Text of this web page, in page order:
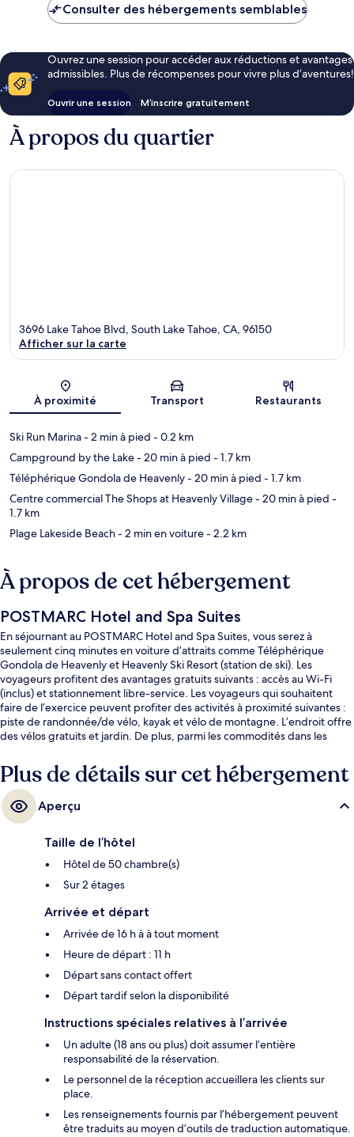
Consulter des hébergements semblables
Ouvrez une session pour accéder aux réductions et avantages
admissibles. Plus de récompenses pour vivre plus d’aventures!
Ouvrir une session M’inscrire gratuitement
À propos du quartier
Carte
3696 Lake Tahoe Blvd, South Lake Tahoe, CA, 96150
Afficher sur la carte
À proximité Transport Restaurants
Ski Run Marina- 2 min à pied - 0.2 km
Campground by the Lake- 20 min à pied - 1.7 km
Téléphérique Gondola de Heavenly- 20 min à pied - 1.7 km
Centre commercial The Shops at Heavenly Village- 20 min à pied -
1.7 km
Plage Lakeside Beach- 2 min en voiture- 2.2 km
À propos de cet hébergement
POSTMARC Hotel and Spa Suites
En séjournant au POSTMARC Hotel and Spa Suites, vous serez à
seulement cinq minutes en voiture d’attraits comme Téléphérique
Gondola de Heavenly et Heavenly Ski Resort (station de ski). Les
voyageurs profitent des avantages gratuits suivants : accès au Wi-Fi
(inclus) et stationnement libre-service. Les voyageurs qui souhaitent
faire de l’exercice peuvent profiter des activités à proximité suivantes :
piste de randonnée/de vélo, kayak et vélo de montagne. L’endroit offre
des vélos gratuits et jardin. De plus, parmi les commodités dans les
personnel serviable et l’emplacement sont des éléments populaires
auprès des voyageurs.
Plus de détails sur cet hébergement
Aperçu
Taille de l’hôtel
Hôtel de 50 chambre(s)
Sur 2 étages
Arrivée et départ
Arrivée de 16 h à à tout moment
Heure de départ : 11 h
Départ sans contact offert
Départ tardif selon la disponibilité
Instructions spéciales relatives à l’arrivée
Un adulte (18 ans ou plus) doit assumer l’entière
responsabilité de la réservation.
Le personnel de la réception accueillera les clients sur
place.
Les renseignements fournis par l’hébergement peuvent
être traduits au moyen d’outils de traduction automatique.